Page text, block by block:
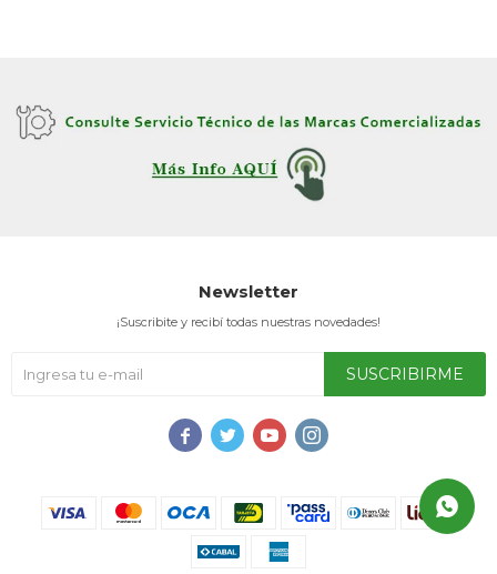
Newsletter
¡Suscribite y recibí todas nuestras novedades!
SUSCRIBIRME
   
Mis pedidos
Atención Personalizada